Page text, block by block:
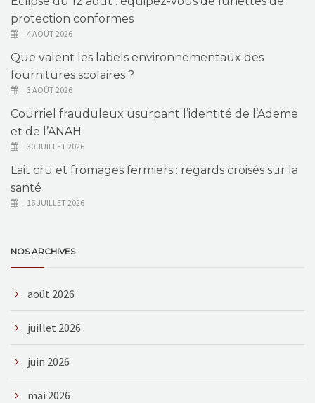
protection conformes
4 AOÛT 2026
Que valent les labels environnementaux des
fournitures scolaires ?
3 AOÛT 2026
Courriel frauduleux usurpant l’identité de l’Ademe
et de l’ANAH
30 JUILLET 2026
Lait cru et fromages fermiers : regards croisés sur la
santé
16 JUILLET 2026
NOS ARCHIVES
août 2026
juillet 2026
juin 2026
mai 2026